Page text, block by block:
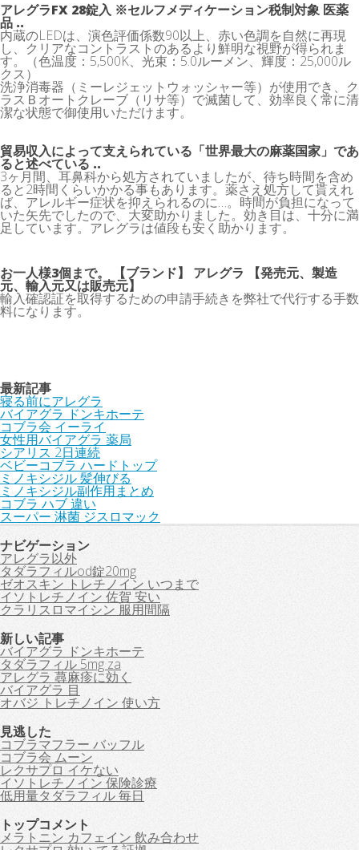
アレグラFX 28錠入 ※セルフメディケーション税制対象 医薬
品 ..
内蔵のLEDは、演色評価係数90以上、赤い色調を自然に再現
し、クリアなコントラストのあるより鮮明な視野が得られま
す。（色温度：5,500K、光束：5.0ルーメン、輝度：25,000ル
クス）
洗浄消毒器（ミーレジェットウォッシャー等）が使用でき、ク
ラスＢオートクレーブ（リサ等）で滅菌して、効率良く常に清
潔な状態で御使用いただけます。
貿易収入によって支えられている「世界最大の麻薬国家」であ
ると述べている ..
3ヶ月間、耳鼻科から処方されていましたが、待ち時間を含め
ると2時間くらいかかる事もあります。薬さえ処方して貰えれ
ば、アレルギー症状を抑えられるのに…。時間が負担になって
いた矢先でしたので、大変助かりました。効き目は、十分に満
足しています。アレグラは値段も安く助かります。
お一人様3個まで。 【ブランド】 アレグラ 【発売元、製造
元、輸入元又は販売元】
輸入確認証を取得するための申請手続きを弊社で代行する手数
料になります。
最新記事
寝る前にアレグラ
バイアグラ ドンキホーテ
コブラ会 イーライ
女性用バイアグラ 薬局
シアリス 2日連続
ベビーコブラ ハードトップ
ミノキシジル 髪伸びる
ミノキシジル副作用まとめ
コブラ ハブ 違い
スーパー 淋菌 ジスロマック
ナビゲーション
アレグラ以外
タダラフィルod錠20mg
ゼオスキン トレチノイン いつまで
イソトレチノイン 佐賀 安い
クラリスロマイシン 服用間隔
新しい記事
バイアグラ ドンキホーテ
タダラフィル 5mg za
アレグラ 蕁麻疹に効く
バイアグラ 目
オバジ トレチノイン 使い方
見逃した
コブラマフラー バッフル
コブラ会 ムーン
レクサプロ イケない
イソトレチノイン 保険診療
低用量タダラフィル 毎日
トップコメント
メラトニン カフェイン 飲み合わせ